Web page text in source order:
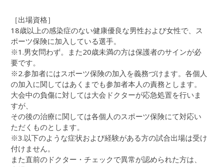
［出場資格］
18歳以上の感染症のない健康優良な男性および女性で、ス
ポーツ保険に加入している選手。
※1.男女問わず。また20歳未満の方は保護者のサインが必
要です。
※2.参加者にはスポーツ保険の加入を義務づけます。各個人
の加入に関してはあくまでも参加者本人の責務とします。
大会中の負傷に対しては大会ドクターが応急処置を行いま
すが、
その後の治療に関しては各個人のスポーツ保険にて対応い
ただくものとします。
※3.以下のような症状および経験がある方の試合出場は受け
付けません。
また直前のドクター・チェックで異常が認められた方は、